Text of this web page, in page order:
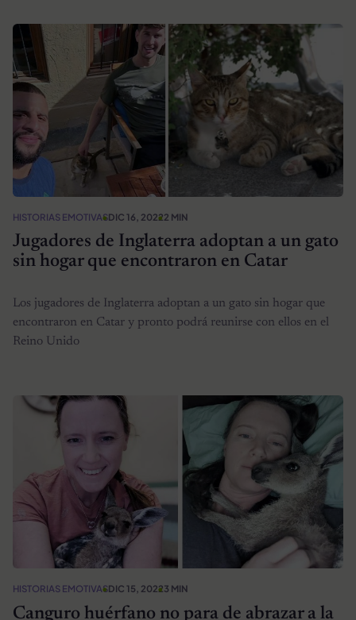
HISTORIAS EMOTIVASDIC 16, 20222 MIN
Jugadores de Inglaterra adoptan a un gato
sin hogar que encontraron en Catar
Los jugadores de Inglaterra adoptan a un gato sin hogar que
encontraron en Catar y pronto podrá reunirse con ellos en el
Reino Unido
HISTORIAS EMOTIVASDIC 15, 20223 MIN
Canguro huérfano no para de abrazar a la